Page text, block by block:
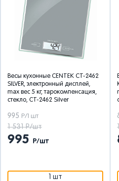
Весы кухонные CENTEK CT-2462
SILVER, электронный дисплей,
max вес 5 кг, тарокомпенсация,
стекло, CT-2462 Silver
995 Р/1 шт
1 531 Р/шт
995 Р/шт
1 шт